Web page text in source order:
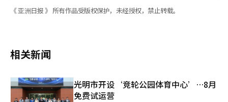
《 亚洲日报 》 所有作品受版权保护，未经授权，禁止转载。
相关新闻
光明市开设‘竞轮公园体育中心’…8月
免费试运营